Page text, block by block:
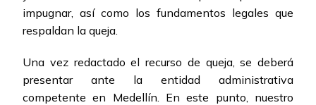
impugnar, así como los fundamentos legales que
respaldan la queja.
Una vez redactado el recurso de queja, se deberá
presentar ante la entidad administrativa
competente en Medellín. En este punto, nuestro